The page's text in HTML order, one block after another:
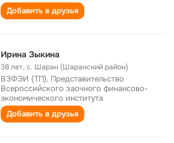
Добавить в друзья
Ирина Зыкина
38 лет,с. Шаран (Шаранский район)
ВЗФЭИ (ТП), Представительство
Всероссийского заочного финансово-
экономического института
Добавить в друзья